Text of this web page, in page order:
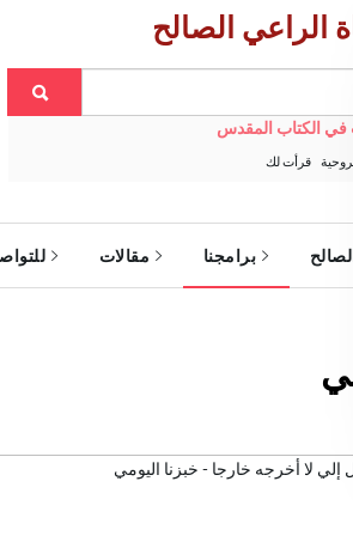
الراعي الصالح
الكتاب المقدس
قرأت لك
برامجنا مقالات